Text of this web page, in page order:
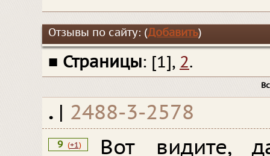
Отзывы по сайту: (Добавить)
■ Страницы: [1], 2.
. | 2488-3-2578
9 (+1)
Вот видите,